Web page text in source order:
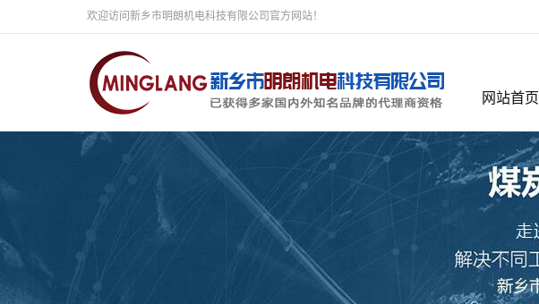
欢迎访问新乡市明朗机电科技有限公司官方网站！
网站首页